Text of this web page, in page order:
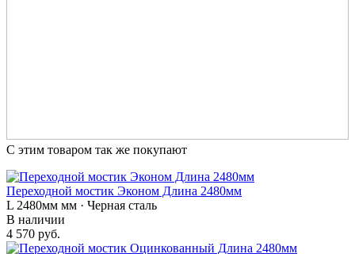
С этим товаром так же покупают
Переходной мостик Эконом Длина 2480мм
L 2480мм мм · Черная сталь
В наличии
4 570 руб.